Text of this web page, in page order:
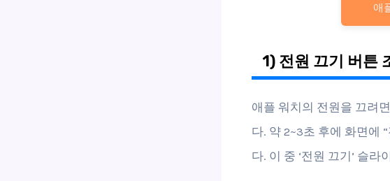
애
1) 전원 끄기 버튼
애플 워치의 전원을 끄려
다. 약 2~3초 후에 화면에
다. 이 중 ‘전원 끄기’ 슬